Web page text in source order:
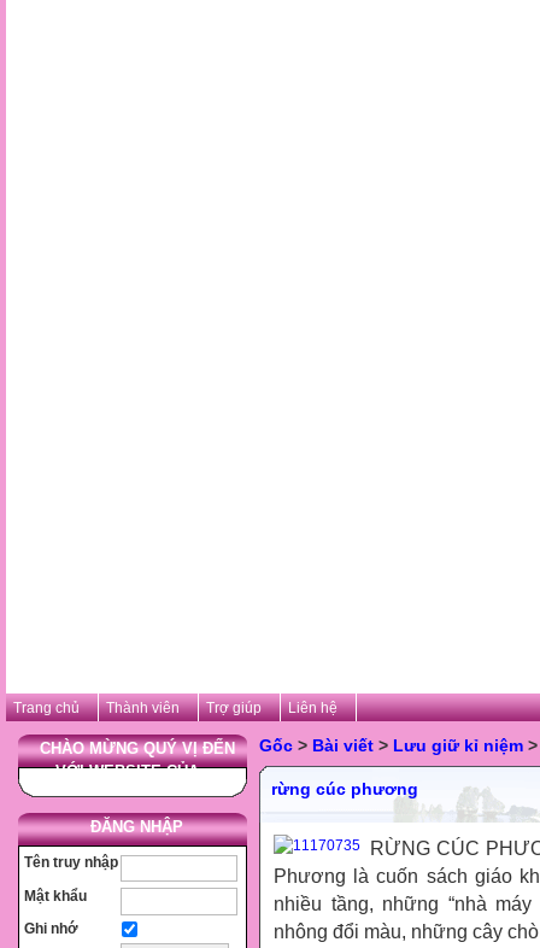
Trang chủ Thành viên Trợ giúp Liên hệ
CHÀO MỪNG QUÝ VỊ ĐẾN
VỚI WEBSITE CỦA ...
ĐĂNG NHẬP
Tên truy nhập
Mật khẩu
Ghi nhớ
Gốc > Bài viết > Lưu giữ kỉ niệm >
rừng cúc phương
RỪNG CÚC
Phương là cuốn sách giáo
nhiều tầng, những “nhà
nhông đổi màu, những cây